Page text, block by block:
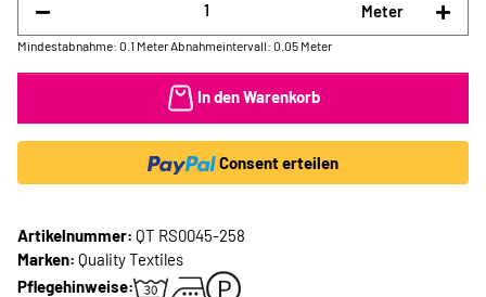
Meter
Mindestabnahme: 0.1 Meter Abnahmeintervall: 0.05 Meter
In den Warenkorb
Consent erteilen
Artikelnummer: QT RS0045-258
Marken: Quality Textiles
Pflegehinweise: